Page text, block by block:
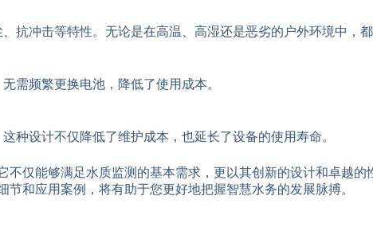
抗冲击等特性。无论是在高温、高湿还是恶劣的户外环境中，都
需频繁更换电池，降低了使用成本。
种设计不仅降低了维护成本，也延长了设备的使用寿命。
仅能够满足水质监测的基本需求，更以其创新的设计和卓越的
和应用案例，将有助于您更好地把握智慧水务的发展脉搏。